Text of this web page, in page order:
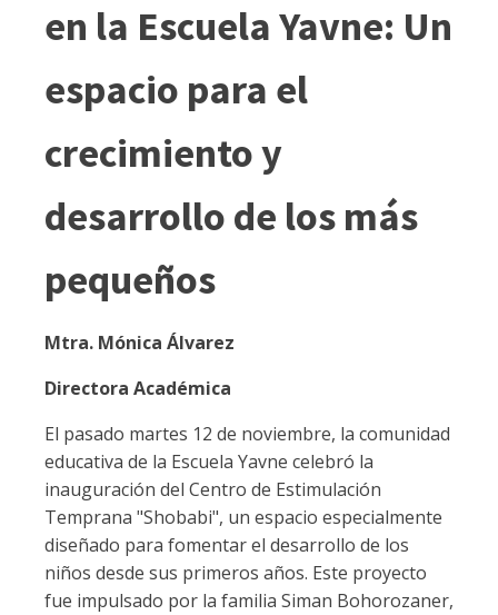
en la Escuela Yavne: Un
espacio para el
crecimiento y
desarrollo de los más
pequeños
Mtra. Mónica Álvarez
Directora Académica
El pasado martes 12 de noviembre, la comunidad
educativa de la Escuela Yavne celebró la
inauguración del Centro de Estimulación
Temprana "Shobabi", un espacio especialmente
diseñado para fomentar el desarrollo de los
niños desde sus primeros años. Este proyecto
fue impulsado por la familia Siman Bohorozaner,